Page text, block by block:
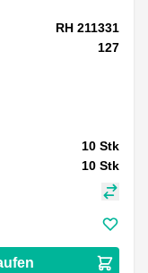
RH 211331
127
10 Stk
10 Stk